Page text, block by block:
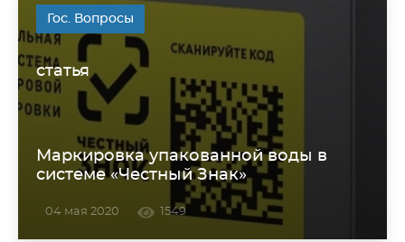
Гос. Вопросы
статья
Маркировка упакованной воды в
системе «Честный Знак»
04 мая 2020 1549